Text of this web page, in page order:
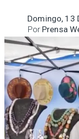
Domingo, 13
Prensa
Por